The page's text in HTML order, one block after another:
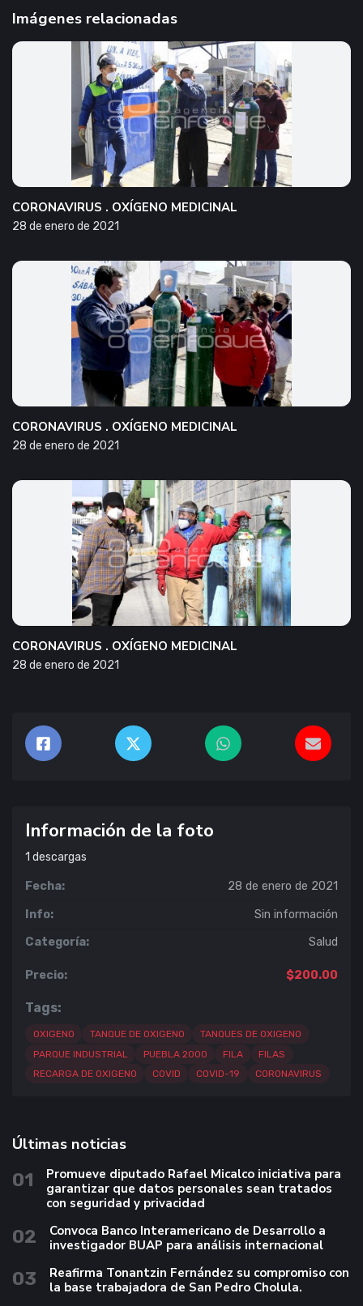
Imágenes relacionadas
CORONAVIRUS . OXÍGENO MEDICINAL
28 de enero de 2021
CORONAVIRUS . OXÍGENO MEDICINAL
28 de enero de 2021
CORONAVIRUS . OXÍGENO MEDICINAL
28 de enero de 2021
Información de la foto
1 descargas
Fecha: 28 de enero de 2021
Info: Sin información
Categoría: Salud
Precio: $200.00
Tags:
OXIGENO TANQUE DE OXIGENO
TANQUES DE OXIGENO
PARQUE INDUSTRIAL
PUEBLA 2000 FILA
FILAS
RECARGA DE OXIGENO
COVID COVID-19 CORONAVIRUS
Últimas noticias
01
Promueve diputado Rafael Micalco iniciativa para
garantizar que datos personales sean tratados
con seguridad y privacidad
02
Convoca Banco Interamericano de Desarrollo a
investigador BUAP para análisis internacional
03
Reafirma Tonantzin Fernández su compromiso con
la base trabajadora de San Pedro Cholula.